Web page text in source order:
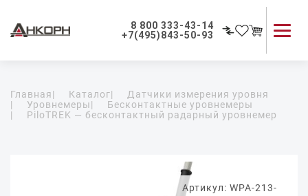
8 800 333-43-14
+7(495)843-50-93
Применение приборов
Как мы работаем
Главная| Каталог|
Датчики измерения уровня
|
Уровнемеры|
Бесконтактные уровнемеры
|
PiloTREK — бесконтактный радарный уровнемер
Артикул: WPA-213-